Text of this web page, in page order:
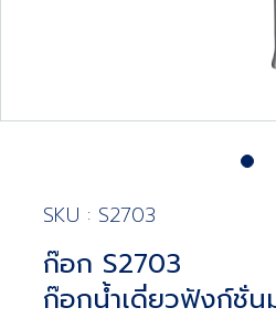
SKU : S2703
ก๊อก S2703
ก๊อกน้ำเดี่ยวฟังก์ชั่น